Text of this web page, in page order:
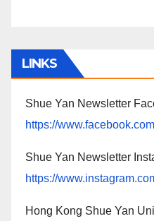
LINKS
Shue Yan Newsletter
https://
Shue Yan Newsletter
https://
Hong Kong Shue Yan